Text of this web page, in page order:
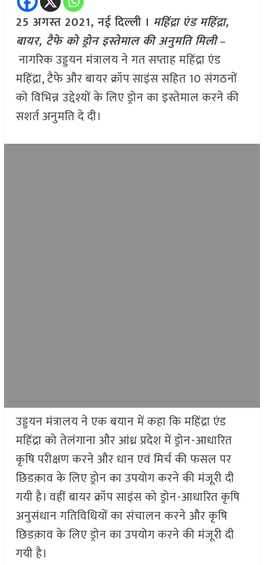
25 अगस्त 2021, नई दिल्ली । महिंद्रा एंड महिंद्रा,
बायर, टैफे को ड्रोन इस्तेमाल की अनुमति मिली–
नागरिक उड्डयन मंत्रालय ने गत सप्ताह महिंद्रा एंड
महिंद्रा, टैफे और बायर क्रॉप साइंस सहित 10 संगठनों
को विभिन्न उद्देश्यों के लिए ड्रोन का इस्तेमाल करने की
सशर्त अनुमति दे दी।
उड्डयन मंत्रालय ने एक बयान में कहा कि महिंद्रा एंड
महिंद्रा को तेलंगाना और आंध्र प्रदेश में ड्रोन-आधारित
कृषि परीक्षण करने और धान एवं मिर्च की फसल पर
छिडक़ाव के लिए ड्रोन का उपयोग करने की मंजूरी दी
गयी है। वहीं बायर क्रॉप साइंस को ड्रोन-आधारित कृषि
अनुसंधान गतिविधियों का संचालन करने और कृषि
छिडक़ाव के लिए ड्रोन का उपयोग करने की मंजूरी दी
गयी है।